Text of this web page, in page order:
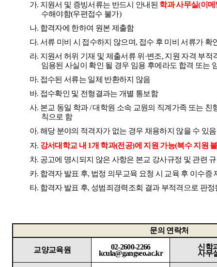
가. 지원서 및 증빙서류는 반드시 안내된 학과 사무실(이메
수해야함(우편접수 불가)
나. 합격자에 한하여 원본 제출함
다. 서류 미비 시 접수하지 않으며, 접수 후 미비 서류가 확
라. 지원서 허위 기재 및 제출서류 위 ·변조, 지원 자격 부적
임용된 사실이 확인 될 경우 임용 후에라도 합격 또는
마. 접수된 서류는 일체 반환하지 않음
바. 접수확인 및 전형결과는 개별 통보함
사. 본교 동일 학과/대학원 소속 교원의 직계가족 또는 친
칙으로 함
아. 해당 분야의 적격자가 없는 경우 채용하지 않을 수 있음
자. 강서대학교 내 1개 학과(전공)에 지원 가능(복수 지원
차. 공고에 명시되지 않은 사항은 본교 강사규정 및 관련
카. 합격자 발표 후, 법정 의무교육 요청 시 교육 후 이수증
타. 합격자 발표 후, 성범죄경력조회 결과 부적격으로 판정
문의 연락처
교양교육원 02-2600-2266
kcula@gangseo.ac.kr
신학
사무